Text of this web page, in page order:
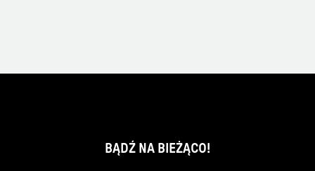
BĄDŹ NA BIEŻĄCO!